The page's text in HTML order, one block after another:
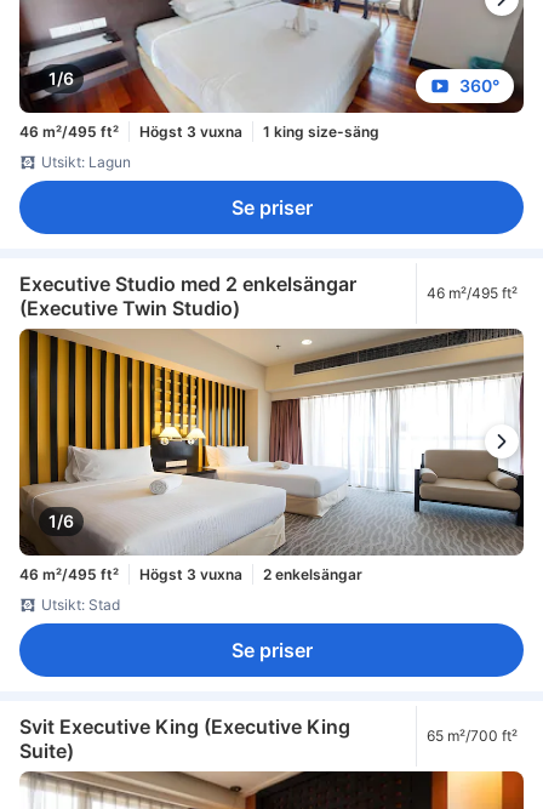
1/6 360°
46 m²/495 ft² Högst 3 vuxna
1 king size-säng
Utsikt: Lagun
Se priser
Executive Studio med 2 enkelsängar
(Executive Twin Studio)
46 m²/495 ft²
1/6
46 m²/495 ft² Högst 3 vuxna
2 enkelsängar
Utsikt: Stad
Se priser
Svit Executive King (Executive King
Suite)
65 m²/700 ft²